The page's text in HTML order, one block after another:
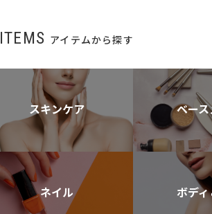
ITEMS アイテムから探す
スキンケア ベース
ネイル ボデ